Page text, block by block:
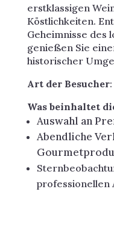
erstklassigen
Köstlichkeiten.
Geheimnisse des
genießen Sie
historischer
Art der Besucher
Was beinhaltet
Auswahl an
Abendliche
professionellen